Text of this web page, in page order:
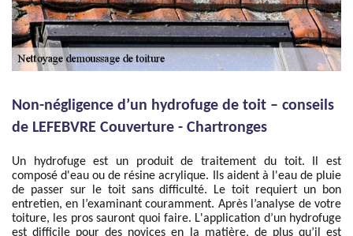
Non-négligence d’un hydrofuge de toit – conseils
de LEFEBVRE Couverture - Chartronges
Un hydrofuge est un produit de traitement du toit. Il est
composé d'eau ou de résine acrylique. Ils aident à l'eau de pluie
de passer sur le toit sans difficulté. Le toit requiert un bon
entretien, en l’examinant couramment. Après l’analyse de votre
toiture, les pros sauront quoi faire. L'application d’un hydrofuge
est difficile pour des novices en la matière, de plus qu’il est